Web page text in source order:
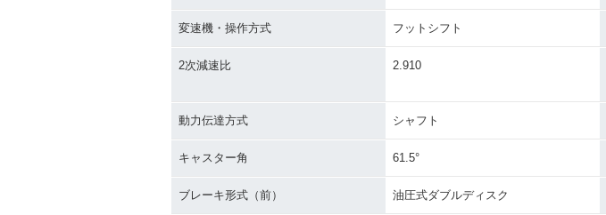
変速機・操作方式 フットシフト
2次減速比 2.910
動力伝達方式 シャフト
キャスター角 61.5°
ブレーキ形式（前） 油圧式ダブルディスク